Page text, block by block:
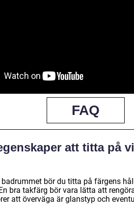
FAQ
att titta på
bör du titta på färgens
bra takfärg bör vara lätta att
att överväga är glanstyp och